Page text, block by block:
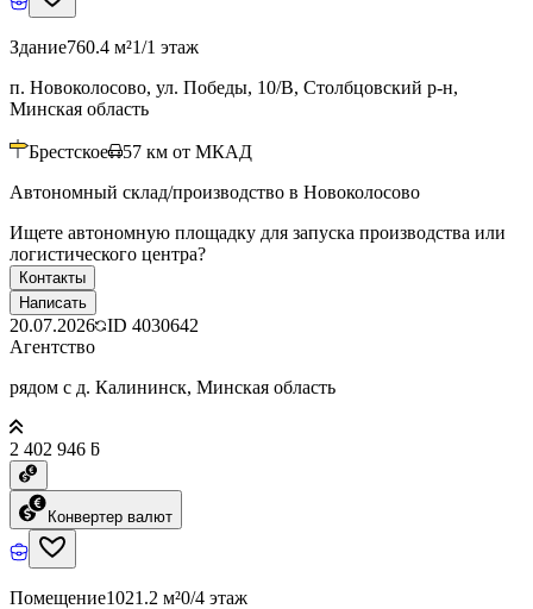
Здание760.4 м²1/1 этаж
п. Новоколосово, ул. Победы, 10/В, Столбцовский р-н,
Минская область
Брестское 57 км от МКАД
Автономный склад/производство в Новоколосово
Ищете автономную площадку для запуска производства или
логистического центра?
Контакты
Написать
20.07.2026 ID 4030642
Агентство
рядом с д. Калининск, Минская область
2 402 946 ƃ
Конвертер валют
Помещение1021.2 м²0/4 этаж